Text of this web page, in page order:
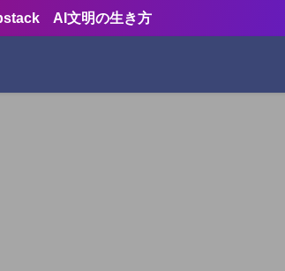
AI文明の生き方